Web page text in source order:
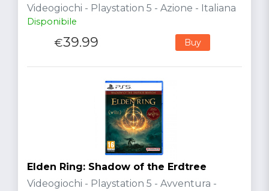
Videogiochi - Playstation 5 - Azione - Italiana
Disponibile
€39.99 Buy
Elden Ring: Shadow of the Erdtree
Videogiochi - Playstation 5 - Avventura -